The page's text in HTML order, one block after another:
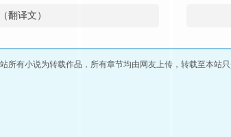
翻译文）
所有小说为转载作品，所有章节均由网友上传，转载至本站